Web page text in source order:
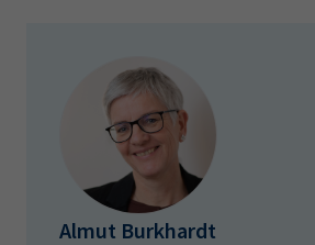
Almut Burkhardt